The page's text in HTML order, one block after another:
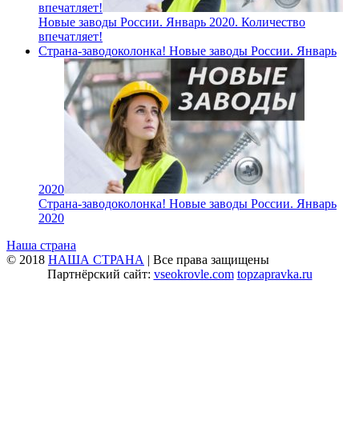
впечатляет!
Новые заводы России. Январь 2020. Количество
впечатляет!
Страна-заводоколонка! Новые заводы России. Январь
2020
Страна-заводоколонка! Новые заводы России. Январь
2020
Наша страна
© 2018 НАША СТРАНА | Все права защищены
Партнёрский сайт: vseokrovle.com topzapravka.ru